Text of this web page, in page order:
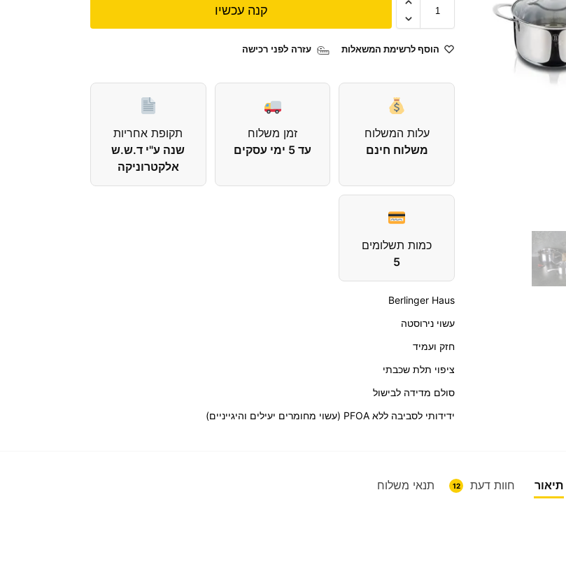
קנה עכשיו
הוסף לרשימת המשאלות עזרה לפני רכישה
עלות המשלוח
משלוח חינם
זמן משלוח
עד 5 ימי עסקים
תקופת אחריות
שנה ע"י ד.ש.ש
אלקטרוניקה
כמות תשלומים
5
Berlinger Haus
עשוי נירוסטה
חזק ועמיד
ציפוי תלת שכבתי
סולם מדידה לבישול
ידידותי לסביבה ללא PFOA
(עשוי מחומרים יעילים והיגייניים)
תיאור חוות דעת 12 תנאי משלוח